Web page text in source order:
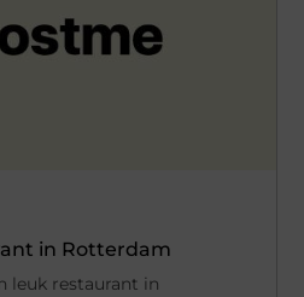
in Rotterdam
leuk restaurant in